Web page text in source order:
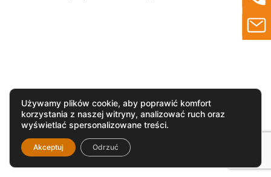
Używamy plików cookie, aby poprawić komfort
korzystania z naszej witryny, analizować ruch oraz
wyświetlać spersonalizowane treści.
Akceptuj Odrzuć